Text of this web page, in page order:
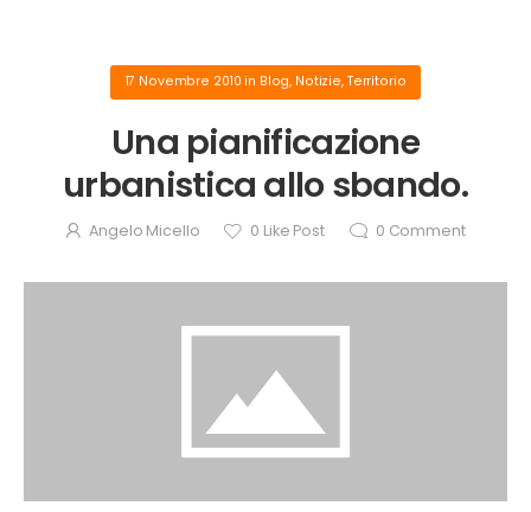
17 Novembre 2010 in Blog, Notizie, Territorio
Una pianificazione
urbanistica allo sbando.
Angelo Micello 0 Like Post 0 Comment